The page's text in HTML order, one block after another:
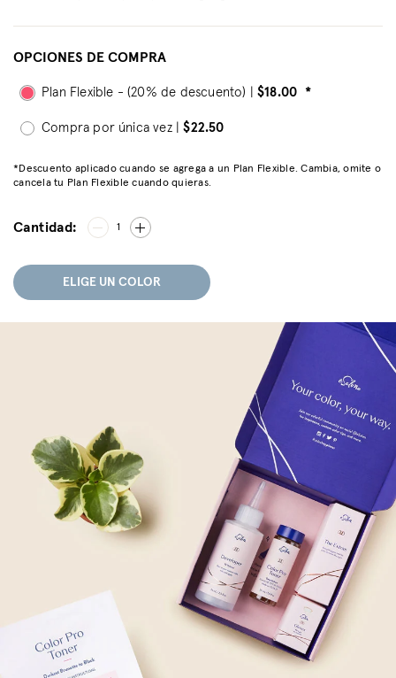
OPCIONES DE COMPRA
Plan Flexible - (20% de descuento) |$18.00 *
Compra por única vez |$22.50
*Descuento aplicado cuando se agrega a un Plan Flexible. Cambia, omite o
cancela tu Plan Flexible cuando quieras.
Cantidad: 1
ELIGE UN COLOR